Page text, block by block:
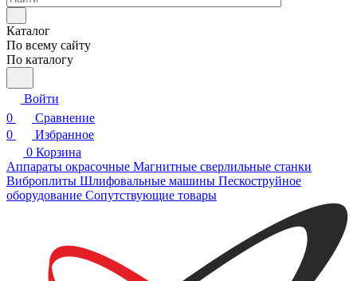
Каталог
По всему сайту
По каталогу
Войти
0
Сравнение
0
Избранное
0 Корзина
Аппараты окрасочные Магнитные сверлильные станки
Виброплиты Шлифовальные машины Пескоструйное
оборудование Сопутствующие товары